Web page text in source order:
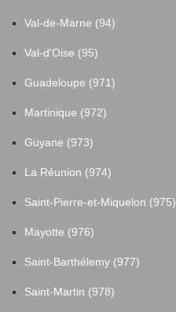
Val-de-Marne (94)
Val-d'Oise (95)
Guadeloupe (971)
Martinique (972)
Guyane (973)
La Réunion (974)
Saint-Pierre-et-Miquelon (975)
Mayotte (976)
Saint-Barthélemy (977)
Saint-Martin (978)